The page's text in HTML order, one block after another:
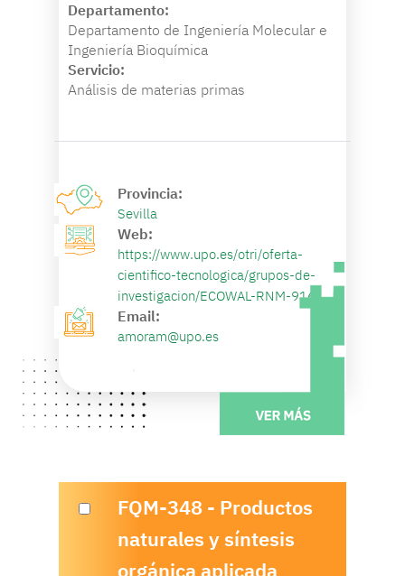
Departamento:
Departamento de Ingeniería Molecular e
Ingeniería Bioquímica
Servicio:
Análisis de materias primas
Provincia:
Sevilla
Web:
https://www.upo.es/otri/oferta-
cientifico-tecnologica/grupos-de-
investigacion/ECOWAL-RNM-916/
Email:
amoram@upo.es
FQM-348 - Productos
naturales y síntesis
orgánica aplicada